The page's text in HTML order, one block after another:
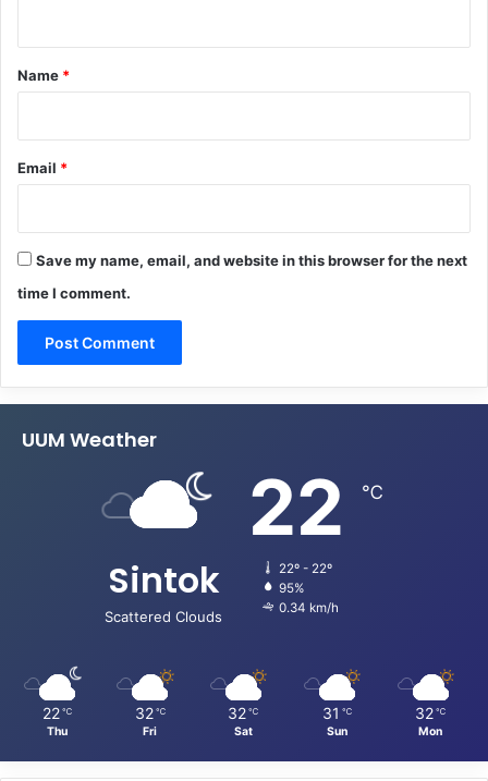
*
Name *
Email *
Save my name, email, and website in this browser for the next
time I comment.
UUM Weather
Sintok
Scattered Clouds
22 ℃
22º - 22º
95%
0.34 km/h
22 ℃
Thu
32 ℃
Fri
32 ℃
Sat
31 ℃
Sun
32 ℃
Mon